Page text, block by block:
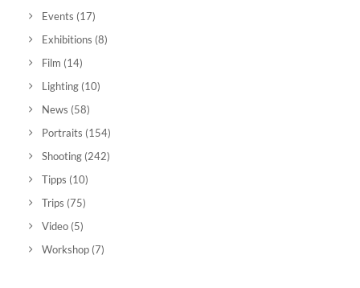
Events (17)
Exhibitions (8)
Film (14)
Lighting (10)
News (58)
Portraits (154)
Shooting (242)
Tipps (10)
Trips (75)
Video (5)
Workshop (7)